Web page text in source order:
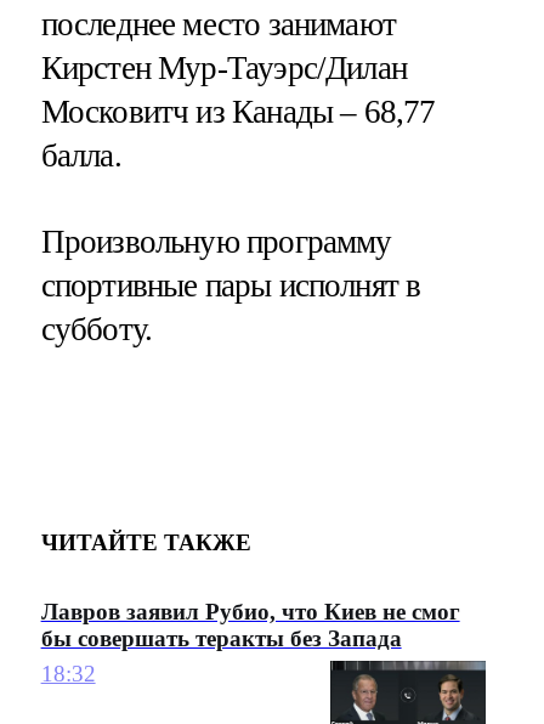
последнее место занимают
Кирстен Мур-Тауэрс/Дилан
Московитч из Канады – 68,77
балла.
Произвольную программу
спортивные пары исполнят в
субботу.
ЧИТАЙТЕ ТАКЖЕ
Лавров заявил Рубио, что Киев не смог
бы совершать теракты без Запада
18:32